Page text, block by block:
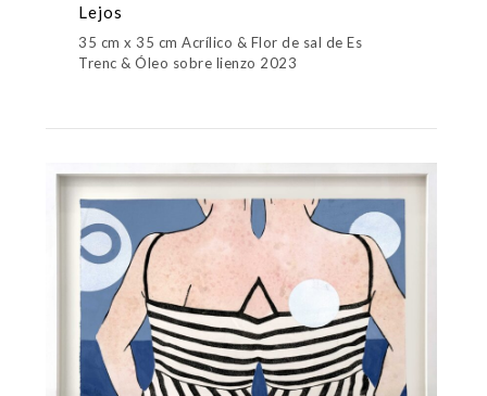
Lejos
35 cm x 35 cm Acrílico & Flor de sal de Es
Trenc & Óleo sobre lienzo 2023